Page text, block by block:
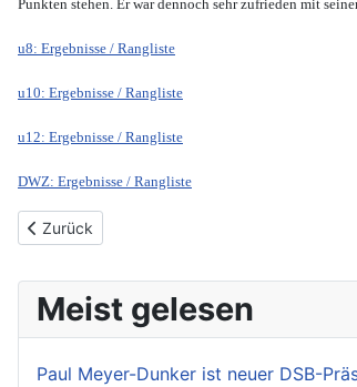
Punkten stehen. Er war dennoch sehr zufrieden mit
u8: Ergebnisse / Rangliste
u10: Ergebnisse / Rangliste
u12: Ergebnisse / Rangliste
DWZ: Ergebnisse / Rangliste
Vorheriger Beitrag: OLNO - Historischer Sieg
Zurück
Meist gelesen
Paul Meyer-Dunker ist neuer DSB-